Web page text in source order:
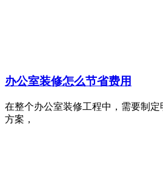
办公室装修怎么节省费用
在整个办公室装修工程中，需要制
方案，